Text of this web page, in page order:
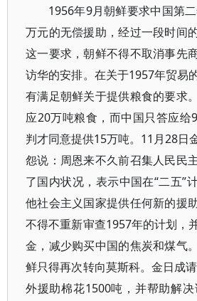
1956年9月朝鲜要求中国第
万元的无偿援助，经过一段时间
这一要求，朝鲜不得不取消事先
访华的安排。在关于1957年贸易
有满足朝鲜关于提供粮食的要求
应20万吨粮食，而中国只答应给
判才同意提供15万吨。11月28日
怨说：周恩来不久前召集人民民
了国内状况，表示中国在“二五”
他社会主义国家提供任何新的援
不得不重新审查1957年的计划，
金，减少购买中国的焦炭和煤气
鲜只得再次转向莫斯科。金日成
外援助棉花1500吨，并帮助解